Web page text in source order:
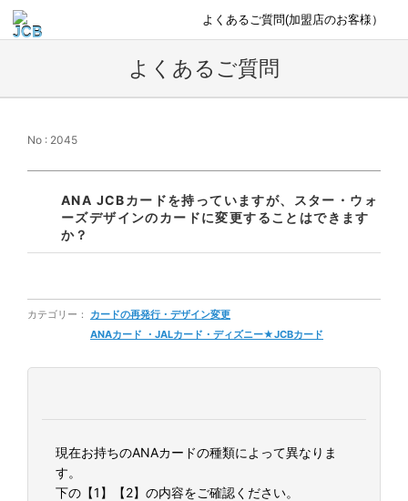
よくあるご質問(加盟店のお客様）
よくあるご質問
No : 2045
ANA JCBカードを持っていますが、スター・ウォ
ーズデザインのカードに変更することはできます
か？
カテゴリー：
カードの再発行・デザイン変更
ANAカード ・JALカード・ディズニー★JCBカード
現在お持ちのANAカードの種類によって異なりま
す。
下の【1】【2】の内容をご確認ください。